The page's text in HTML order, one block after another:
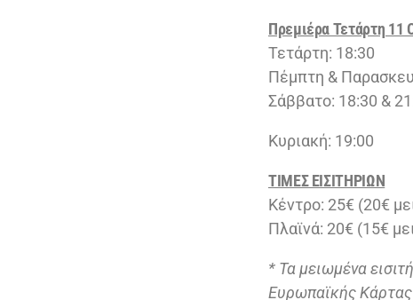
Πρεμιέρα Τετάρτη 11
Τετάρτη: 18:30
Πέμπτη &
Σάββατο: 18:30 &
Κυριακή: 19:00
ΤΙΜΕΣ ΕΙΣΙΤΗΡΙΩΝ
Κέντρο: 25€ (20€
Πλαϊνά: 20€ (15€
* Τα μειωμένα
Ευρωπαϊκής